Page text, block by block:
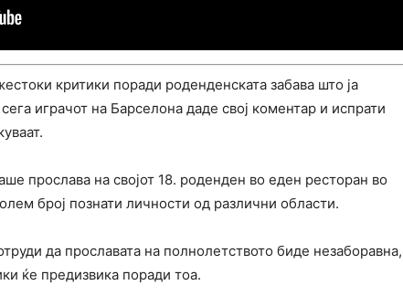
критики поради роденденската забава што ја
играчот на Барселона даде свој коментар и испрати
прослава на својот 18. роденден во еден ресторан во
број познати личности од различни области.
да прославата на полнолетството биде незаборавна,
ќе предизвика поради тоа.